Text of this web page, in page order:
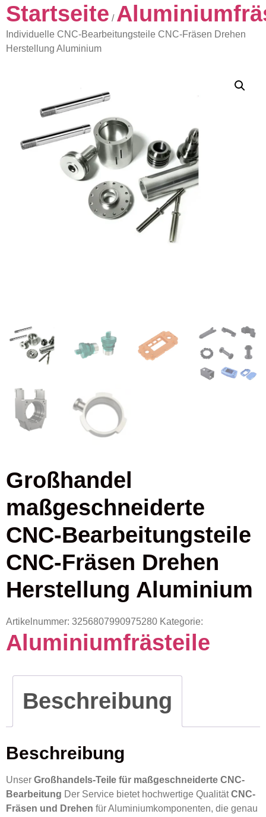
Startseite /
Individuelle CNC-Bearbeitungsteile CNC-Fräsen Drehen
Herstellung Aluminium
Großhandel
maßgeschneiderte
CNC-Bearbeitungsteile
CNC-Fräsen Drehen
Herstellung Aluminium
Artikelnummer: 3256807990975280 Kategorie:
Aluminiumfrästeile
Beschreibung
Beschreibung
Unser Großhandels-Teile für maßgeschneiderte CNC-
Bearbeitung Der Service bietet hochwertige QualitätCNC-
Fräsen und Drehen für Aluminiumkomponenten, die genau